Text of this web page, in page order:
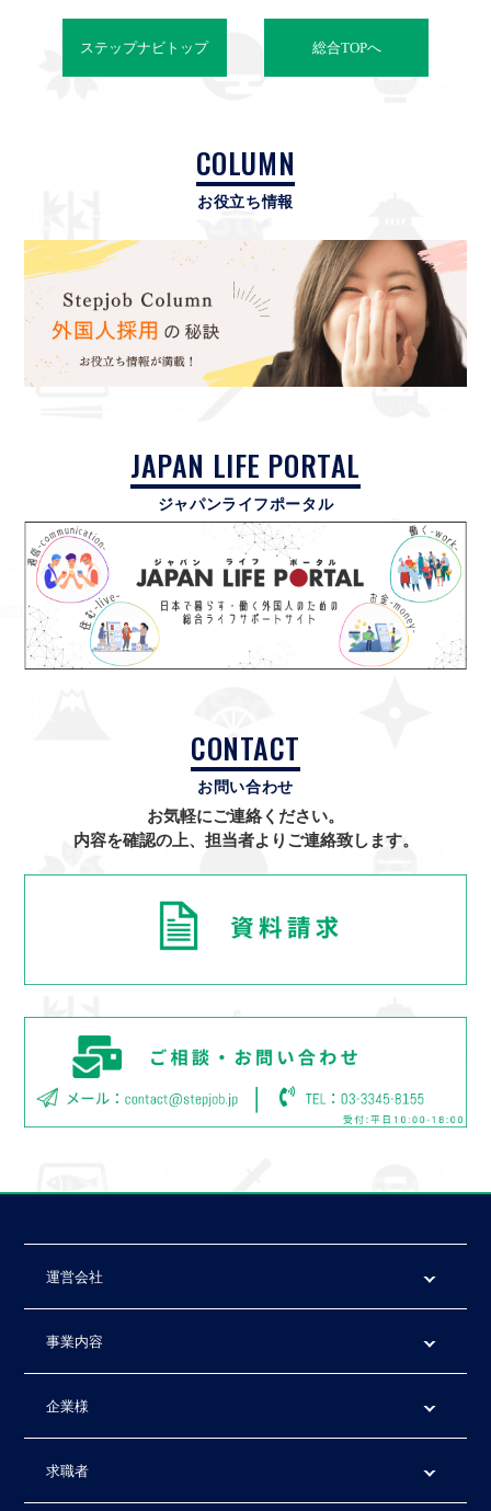
ステップナビトップ 総合TOPへ
COLUMN
お役立ち情報
JAPAN LIFE PORTAL
ジャパンライフポータル
CONTACT
お問い合わせ
お気軽にご連絡ください。
内容を確認の上、担当者よりご連絡致します。
運営会社
事業内容
企業様
求職者